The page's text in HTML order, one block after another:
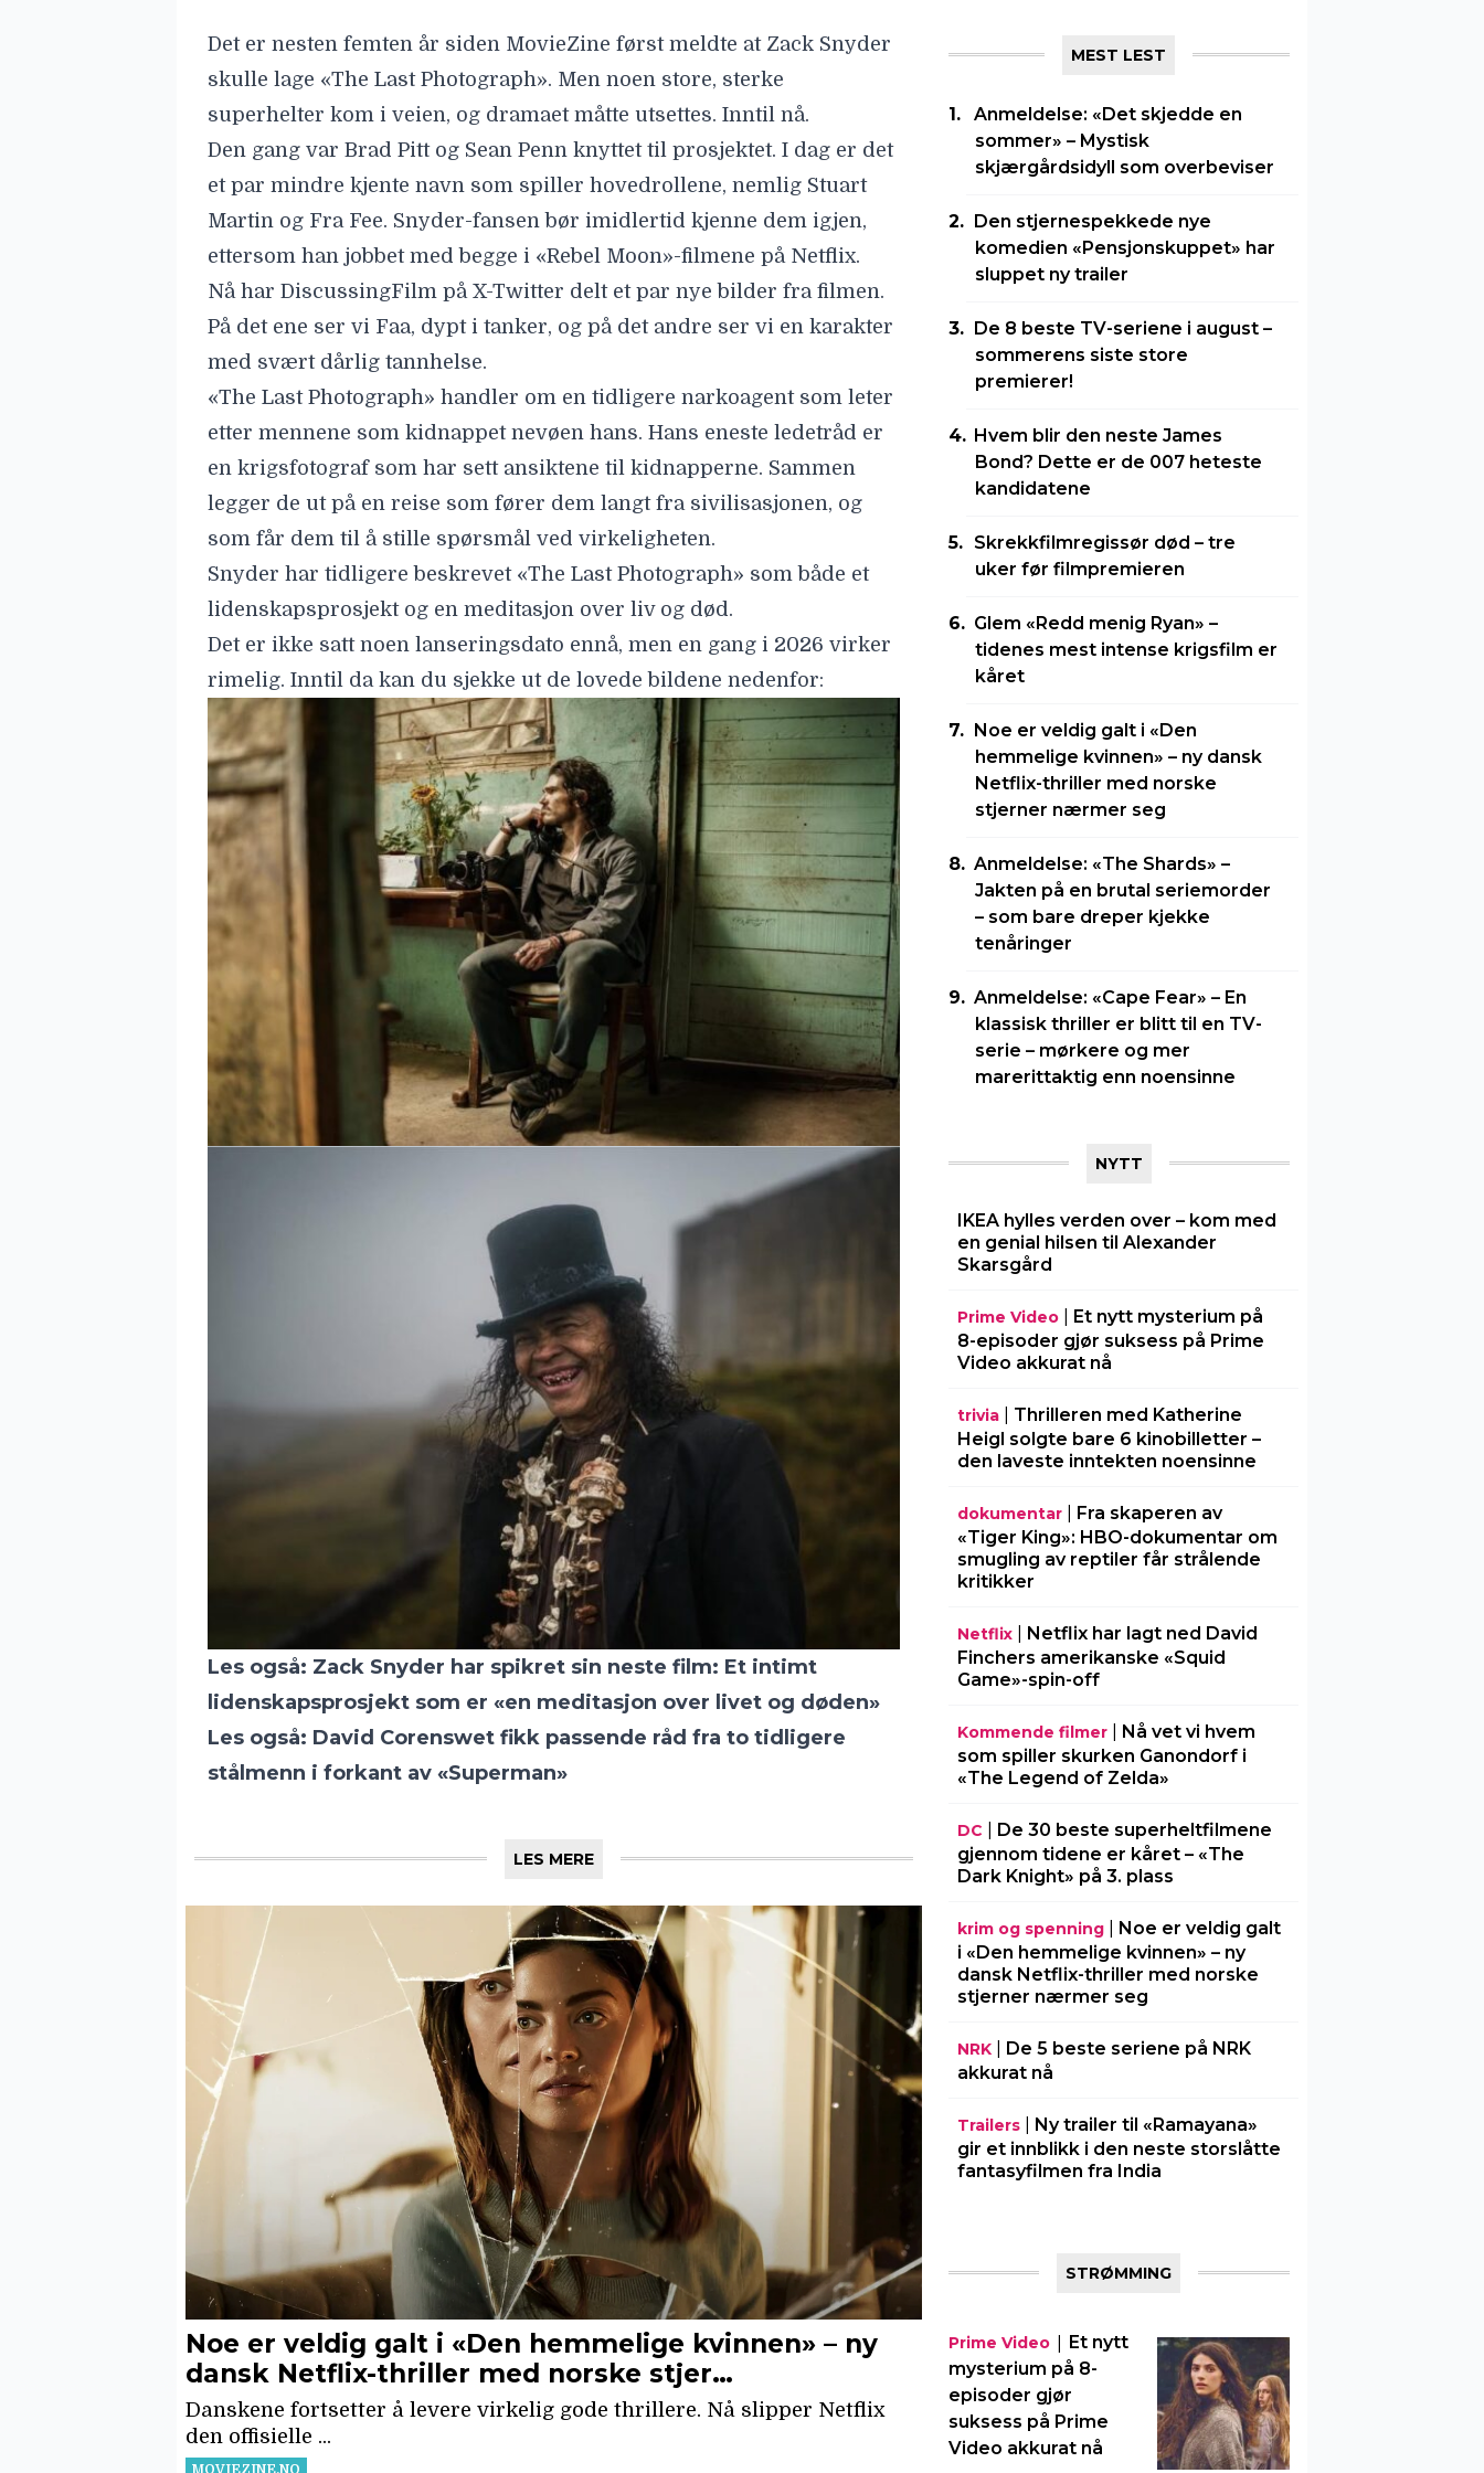
Det er nesten femten år siden MovieZine først meldte at Zack Snyder
skulle lage «The Last Photograph». Men noen store, sterke
superhelter kom i veien, og dramaet måtte utsettes. Inntil nå.
Den gang var Brad Pitt og Sean Penn knyttet til prosjektet. I dag er det
et par mindre kjente navn som spiller hovedrollene, nemlig Stuart
Martin og Fra Fee. Snyder-fansen bør imidlertid kjenne dem igjen,
ettersom han jobbet med begge i «Rebel Moon»-filmene på Netflix.
Nå har DiscussingFilm på X-Twitter delt et par nye bilder fra filmen.
På det ene ser vi Faa, dypt i tanker, og på det andre ser vi en karakter
med svært dårlig tannhelse.
«The Last Photograph» handler om en tidligere narkoagent som leter
etter mennene som kidnappet nevøen hans. Hans eneste ledetråd er
en krigsfotograf som har sett ansiktene til kidnapperne. Sammen
legger de ut på en reise som fører dem langt fra sivilisasjonen, og
som får dem til å stille spørsmål ved virkeligheten.
Snyder har tidligere beskrevet «The Last Photograph» som både et
lidenskapsprosjekt og en meditasjon over liv og død.
Det er ikke satt noen lanseringsdato ennå, men en gang i 2026 virker
rimelig. Inntil da kan du sjekke ut de lovede bildene nedenfor:
Les også: Zack Snyder har spikret sin neste film: Et intimt
lidenskapsprosjekt som er «en meditasjon over livet og døden»
Les også: David Corenswet fikk passende råd fra to tidligere
stålmenn i forkant av «Superman»
LES MERE
MEST LEST
Anmeldelse: «Det skjedde en
sommer» – Mystisk
skjærgårdsidyll som overbeviser
Den stjernespekkede nye
komedien «Pensjonskuppet» har
sluppet ny trailer
De 8 beste TV-seriene i august –
sommerens siste store
premierer!
Hvem blir den neste James
Bond? Dette er de 007 heteste
kandidatene
Skrekkfilmregissør død – tre
uker før filmpremieren
Glem «Redd menig Ryan» –
tidenes mest intense krigsfilm er
kåret
Noe er veldig galt i «Den
hemmelige kvinnen» – ny dansk
Netflix-thriller med norske
stjerner nærmer seg
Anmeldelse: «The Shards» –
Jakten på en brutal seriemorder
– som bare dreper kjekke
tenåringer
Anmeldelse: «Cape Fear» – En
klassisk thriller er blitt til en TV-
serie – mørkere og mer
marerittaktig enn noensinne
NYTT
IKEA hylles verden over – kom med
en genial hilsen til Alexander
Skarsgård
Prime Video| Et nytt mysterium på
8-episoder gjør suksess på Prime
Video akkurat nå
trivia| Thrilleren med Katherine
Heigl solgte bare 6 kinobilletter –
den laveste inntekten noensinne
dokumentar| Fra skaperen av
«Tiger King»: HBO-dokumentar om
smugling av reptiler får strålende
kritikker
Netflix| Netflix har lagt ned David
Finchers amerikanske «Squid
Game»-spin-off
Kommende filmer| Nå vet vi hvem
som spiller skurken Ganondorf i
«The Legend of Zelda»
DC
De 30 beste superheltfilmene
gjennom tidene er kåret – «The
Dark Knight» på 3. plass
krim og spenning| Noe er veldig galt
i «Den hemmelige kvinnen» – ny
dansk Netflix-thriller med norske
stjerner nærmer seg
NRK| De 5 beste seriene på NRK
akkurat nå
Trailers| Ny trailer til «Ramayana»
gir et innblikk i den neste storslåtte
fantasyfilmen fra India
STRØMMING
Prime Video| Et nytt
mysterium på 8-
episoder gjør
suksess på Prime
Video akkurat nå